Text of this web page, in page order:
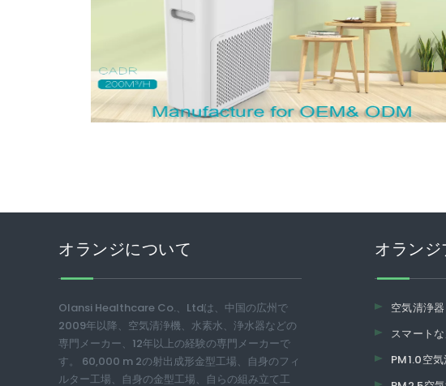
オランジについて
Olansi Healthcare Co.、Ltdは、中国の広州で
2009年以降、空気清浄機、水素水、浄水器などの
専門メーカー、12年以上の経験の専門メーカーで
す。 60,000 m 2の射出成形金型工場、自身のフィ
ルター工場、自身の金型工場、自らの組み立て工
オラン
空気清浄器
スマート
PM1.0空